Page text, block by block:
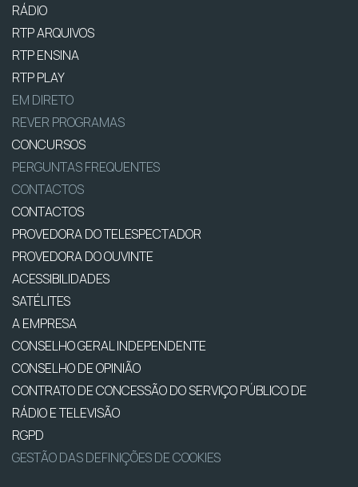
RÁDIO
RTP ARQUIVOS
RTP ENSINA
RTP PLAY
EM DIRETO
REVER PROGRAMAS
CONCURSOS
PERGUNTAS FREQUENTES
CONTACTOS
CONTACTOS
PROVEDORA DO TELESPECTADOR
PROVEDORA DO OUVINTE
ACESSIBILIDADES
SATÉLITES
A EMPRESA
CONSELHO GERAL INDEPENDENTE
CONSELHO DE OPINIÃO
CONTRATO DE CONCESSÃO DO SERVIÇO PÚBLICO DE
RÁDIO E TELEVISÃO
RGPD
GESTÃO DAS DEFINIÇÕES DE COOKIES